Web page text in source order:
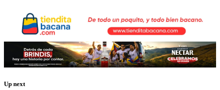
Up next